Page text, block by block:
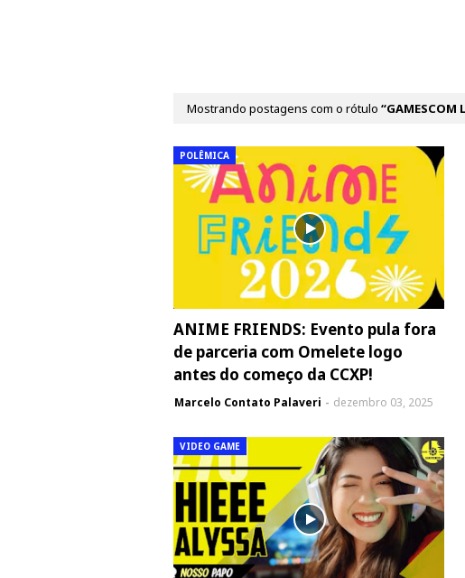
Mostrando postagens com o rótulo GAMESCOM
POLÊMICA
ANIME FRIENDS: Evento pula fora
de parceria com Omelete logo
antes do começo da CCXP!
Marcelo Contato Palaveri dezembro 03, 2025
VIDEO GAME